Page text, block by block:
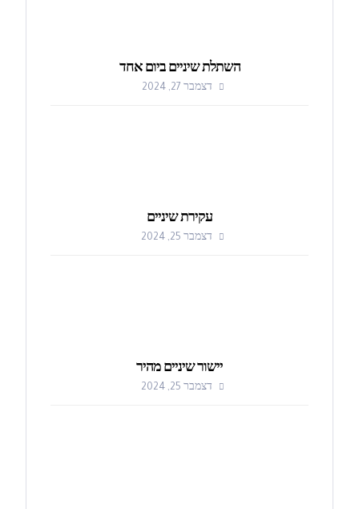
השתלת שיניים ביום אחד
דצמבר 27, 2024
עקירת שיניים
דצמבר 25, 2024
יישור שיניים מהיר
דצמבר 25, 2024